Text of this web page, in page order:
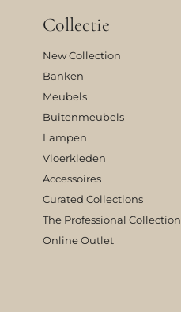
Collectie
New Collection
Banken
Meubels
Buitenmeubels
Lampen
Vloerkleden
Accessoires
Curated Collections
The Professional Collection
Online Outlet